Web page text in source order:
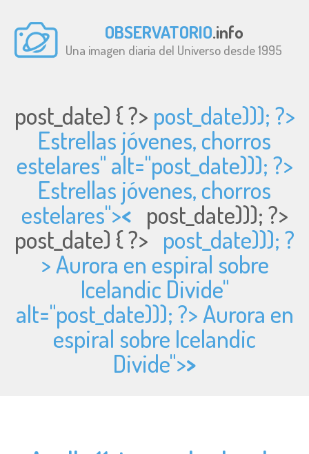
OBSERVATORIO.info
Una imagen diaria del Universo desde 1995
post_date) { ?> post_date))); ?>
Estrellas jóvenes, chorros
estelares" alt="post_date))); ?>
Estrellas jóvenes, chorros
estelares">< post_date))); ?>
post_date) { ?> post_date))); ?
> Aurora en espiral sobre
Icelandic Divide"
alt="post_date))); ?> Aurora en
espiral sobre Icelandic
Divide">>